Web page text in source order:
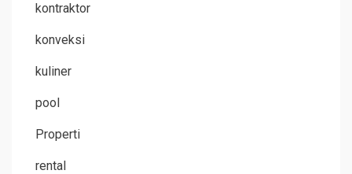
kontraktor
konveksi
kuliner
pool
Properti
rental